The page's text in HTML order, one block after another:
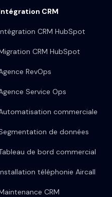
CRM
CRM HubSpot
CRM HubSpot
RevOps
Service Ops
commerciale
de données
de bord commercial
téléphonie Aircall
CRM